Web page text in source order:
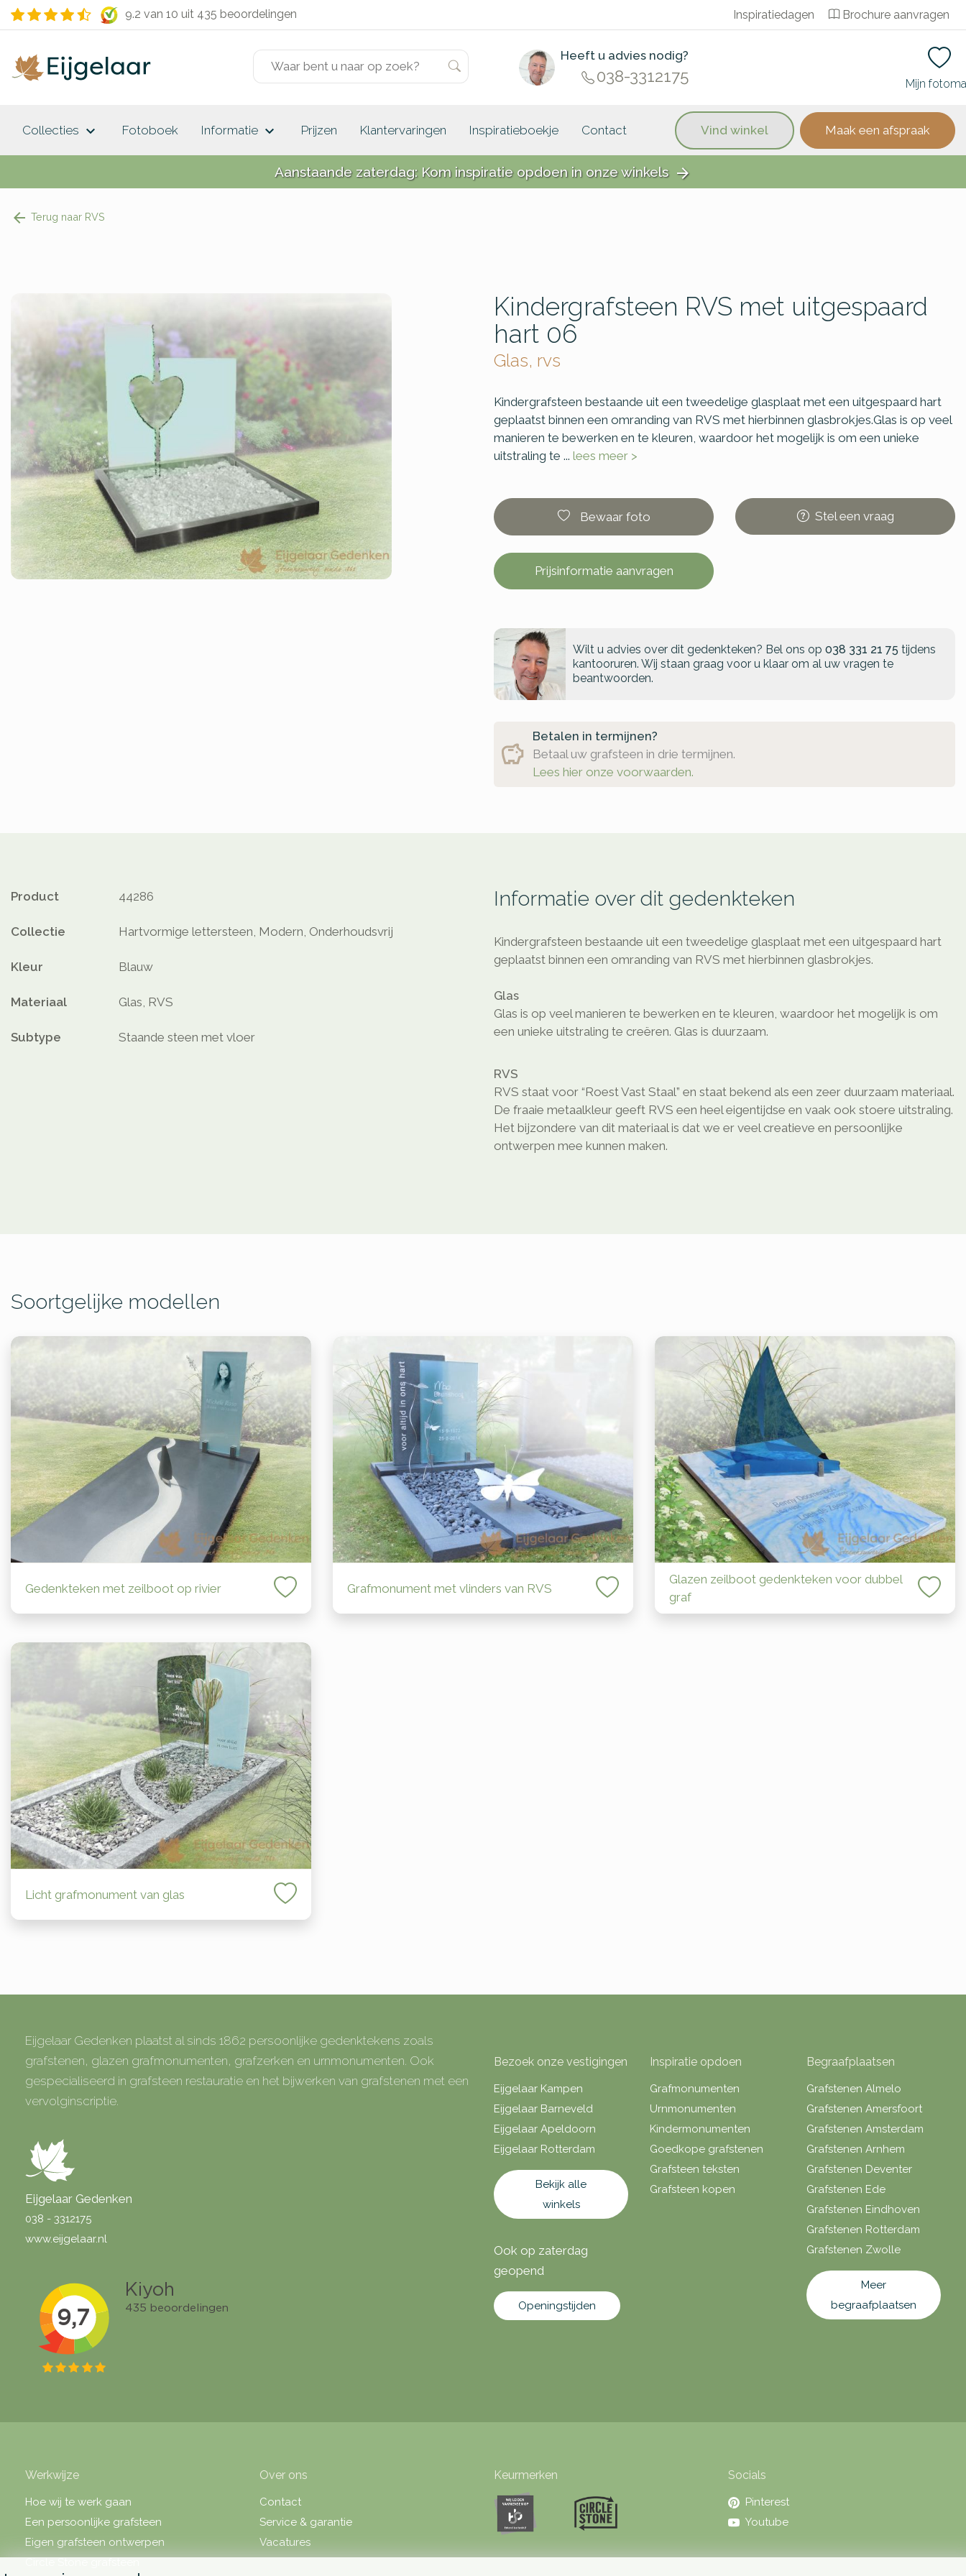
9.2 van 10 uit 435 beoordelingen Inspiratiedagen Brochure aanvragen
Heeft u advies nodig?
038-3312175 Mijn
Collecties keyboard_arrow_down Fotoboek Informatie keyboard_arrow_down Prijzen Klantervaringen Inspiratieboekje Contact Vind winkel Maak een afspraak
Aanstaande zaterdag: Kom inspiratie opdoen in onze winkels arrow_forward
Terug naar RVS
Kindergrafsteen RVS met uitgespaard
hart 06
Glas, rvs
Kindergrafsteen bestaande uit een tweedelige glasplaat met een uitgespaard hart
geplaatst binnen een omranding van RVS met hierbinnen glasbrokjes.Glas is op veel
manieren te bewerken en te kleuren, waardoor het mogelijk is om een unieke
uitstraling te ... lees meer >
Bewaar foto Steleen vraag
Prijsinformatie aanvragen
Wilt u advies over dit gedenkteken? Bel ons op 038 331 21 75 tijdens
kantooruren. Wij staan graag voor u klaar om al uw vragen te
beantwoorden.
Betalen in termijnen?
Betaal uw grafsteen in drie termijnen.
Lees hier onze voorwaarden.
Product 44286
Collectie Hartvormige lettersteen, Modern, Onderhoudsvrij
Kleur Blauw
Materiaal Glas, RVS
Subtype Staande steen met vloer
Informatie over dit gedenkteken
Kindergrafsteen bestaande uit een tweedelige glasplaat met een uitgespaard hart
geplaatst binnen een omranding van RVS met hierbinnen glasbrokjes.
Glas
Glas is op veel manieren te bewerken en te kleuren, waardoor het mogelijk is om
een unieke uitstraling te creëren. Glas is duurzaam.
RVS
RVS staat voor “Roest Vast Staal” en staat bekend als een zeer duurzaam materiaal.
De fraaie metaalkleur geeft RVS een heel eigentijdse en vaak ook stoere uitstraling.
Het bijzondere van dit materiaal is dat we er veel creatieve en persoonlijke
ontwerpen mee kunnen maken.
Soortgelijke modellen
Gedenkteken met zeilboot op rivier Grafmonument met vlinders van RVS
Glazen zeilboot gedenkteken voor dubbel
graf
Licht grafmonument van glas
Eijgelaar Gedenken plaatst al sinds 1862 persoonlijke gedenktekens zoals
grafstenen, glazen grafmonumenten, grafzerken en urnmonumenten. Ook
gespecialiseerd in grafsteen restauratie en het bijwerken van grafstenen met een
vervolginscriptie.
Eijgelaar Gedenken
038 - 3312175
www.eijgelaar.nl
Bezoek onze vestigingen
Eijgelaar Kampen
Eijgelaar Barneveld
Eijgelaar Apeldoorn
Eijgelaar Rotterdam
Bekijk alle
winkels
Ook op zaterdag
geopend
Openingstijden
Inspiratie opdoen
Grafmonumenten
Urnmonumenten
Kindermonumenten
Goedkope grafstenen
Grafsteen teksten
Grafsteen kopen
Begraafplaatsen
Grafstenen Almelo
Grafstenen Amersfoort
Grafstenen Amsterdam
Grafstenen Arnhem
Grafstenen Deventer
Grafstenen Ede
Grafstenen Eindhoven
Grafstenen Rotterdam
Grafstenen Zwolle
Meer
begraafplaatsen
Werkwijze
Hoe wij te werk gaan
Een persoonlijke grafsteen
Eigen grafsteen ontwerpen
Over ons
Contact
Service & garantie
Vacatures
Keurmerken Socials
Pinterest
Youtube